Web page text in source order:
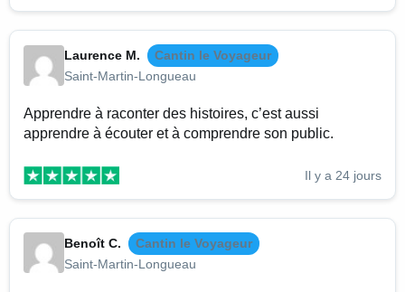
Laurence M.
Cantin le Voyageur
Saint-Martin-Longueau
Apprendre à raconter des histoires, c’est aussi
apprendre à écouter et à comprendre son public.
Il y a 24 jours
Benoît C.
Cantin le Voyageur
Saint-Martin-Longueau